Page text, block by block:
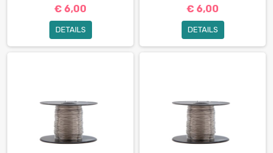
€ 6,00
DETAILS
€ 6,00
DETAILS